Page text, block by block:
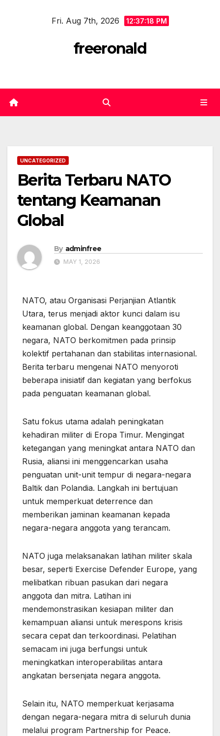
Fri. Aug 7th, 2026 12:37:18 PM
freeronald
UNCATEGORIZED
Berita Terbaru NATO
tentang Keamanan
Global
By adminfree
MAY 1, 2026
NATO, atau Organisasi Perjanjian Atlantik
Utara, terus menjadi aktor kunci dalam isu
keamanan global. Dengan keanggotaan 30
negara, NATO berkomitmen pada prinsip
kolektif pertahanan dan stabilitas internasional.
Berita terbaru mengenai NATO menyoroti
beberapa inisiatif dan kegiatan yang berfokus
pada penguatan keamanan global.
Satu fokus utama adalah peningkatan
kehadiran militer di Eropa Timur. Mengingat
ketegangan yang meningkat antara NATO dan
Rusia, aliansi ini menggencarkan usaha
penguatan unit-unit tempur di negara-negara
Baltik dan Polandia. Langkah ini bertujuan
untuk memperkuat deterrence dan
memberikan jaminan keamanan kepada
negara-negara anggota yang terancam.
NATO juga melaksanakan latihan militer skala
besar, seperti Exercise Defender Europe, yang
melibatkan ribuan pasukan dari negara
anggota dan mitra. Latihan ini
mendemonstrasikan kesiapan militer dan
kemampuan aliansi untuk merespons krisis
secara cepat dan terkoordinasi. Pelatihan
semacam ini juga berfungsi untuk
meningkatkan interoperabilitas antara
angkatan bersenjata negara anggota.
Selain itu, NATO memperkuat kerjasama
dengan negara-negara mitra di seluruh dunia
melalui program Partnership for Peace.